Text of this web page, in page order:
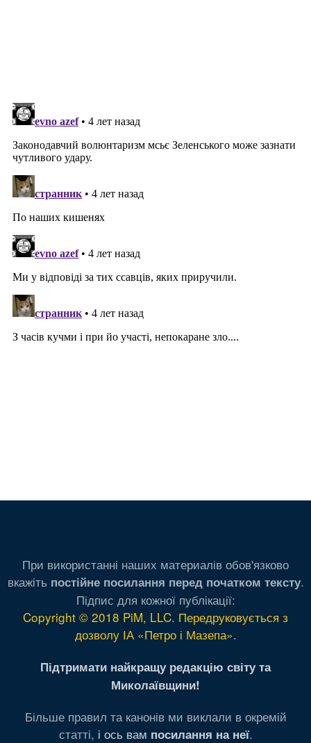
При використанні наших материалів обов'язково
вкажіть постійне посилання перед початком тексту.
Підпис для кожної публікації:
Copyright © 2018 PiM, LLC. Передруковується з
дозволу ІА «Петро і Мазепа».
Підтримати найкращу редакцію світу та
Миколаївщини!
Більше правил та канонів ми виклали в окремій
статті, і ось вам посилання на неї.